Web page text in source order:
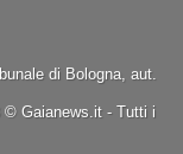
di Bologna, aut.
© Gaianews.it - Tutti i